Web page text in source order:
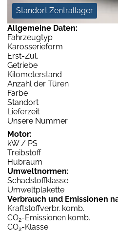
Standort Zentrallager
Allgemeine Daten:
Fahrzeugtyp
Karosserieform
Erst-Zul.
Getriebe
Kilometerstand
Anzahl der Türen
Farbe
Standort
Lieferzeit
Unsere Nummer
Motor:
kW / PS
Treibstoff
Hubraum
Umweltnormen:
Schadstoffklasse
Umweltplakette
Verbrauch und Emissionen
Kraftstoffverbr. komb.
CO2-Emissionen komb.
CO2-Klasse